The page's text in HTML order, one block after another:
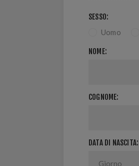
SESSO:
Uomo
NOME:
COGNOME:
DATA DI NASCITA: